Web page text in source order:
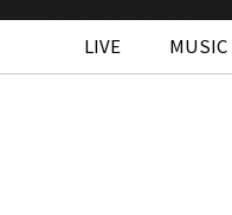
LIVE MUSIC